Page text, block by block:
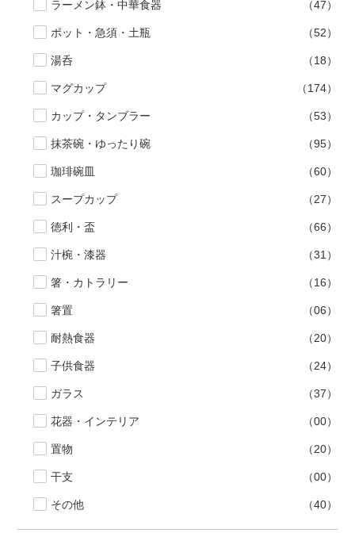
ラーメン鉢・中華食器 （47）
ポット・急須・土瓶 （52）
湯呑 （18）
マグカップ （174）
カップ・タンブラー （53）
抹茶碗・ゆったり碗 （95）
珈琲碗皿 （60）
スープカップ （27）
徳利・盃 （66）
汁椀・漆器 （31）
箸・カトラリー （16）
箸置 （06）
耐熱食器 （20）
子供食器 （24）
ガラス （37）
花器・インテリア （00）
置物 （20）
干支 （00）
その他 （40）